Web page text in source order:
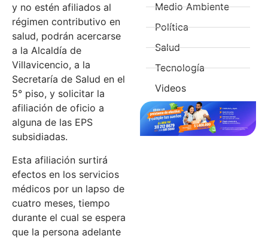
y no estén afiliados al
régimen contributivo en
salud, podrán acercarse
a la Alcaldía de
Villavicencio, a la
Secretaría de Salud en el
5° piso, y solicitar la
afiliación de oficio a
alguna de las EPS
subsidiadas.
Esta afiliación surtirá
efectos en los servicios
médicos por un lapso de
cuatro meses, tiempo
durante el cual se espera
que la persona adelante
Medio Ambiente
Política
Salud
Tecnología
Videos